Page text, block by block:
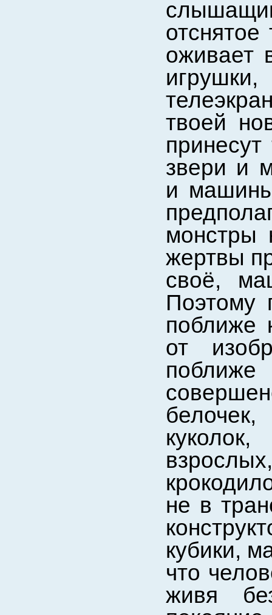
оживает
твоей
звери и
и
монстры
жертвы
своё,
Поэтому
поближе
от
не в
кубики,
что
живя